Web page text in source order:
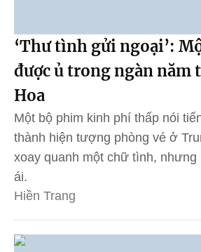
‘Thư tình gửi ngoại’:
được ủ trong ngàn năm
Hoa
Một bộ phim kinh phí thấp nói
thành hiện tượng phòng vé ở
xoay quanh một chữ tình, nhưng
ái.
Hiền Trang